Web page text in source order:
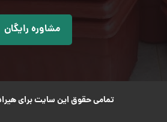
مشاوره رایگان
تمامی حقوق این سایت برای